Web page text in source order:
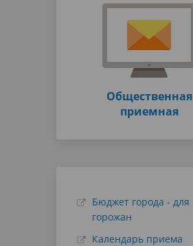
Общественная
приемная
Бюджет города - для
горожан
Календарь приема